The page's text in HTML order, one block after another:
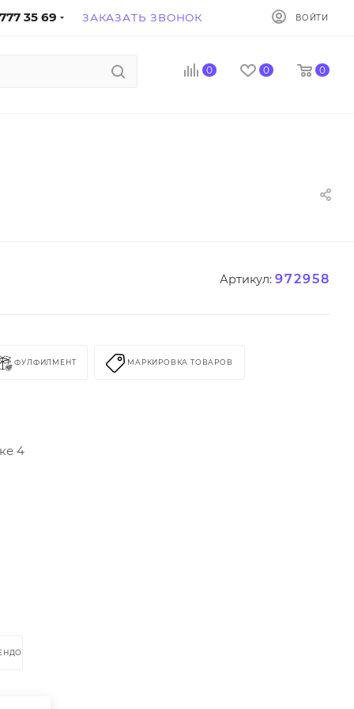
35 69 ЗАКАЗАТЬ ЗВОНОК ВОЙТИ
0 0 0
Артикул: 972958
ФУЛФИЛМЕНТ МАРКИРОВКА ТОВАРОВ
4